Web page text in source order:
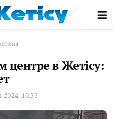
центре в Жетісу:
2024, 10:35